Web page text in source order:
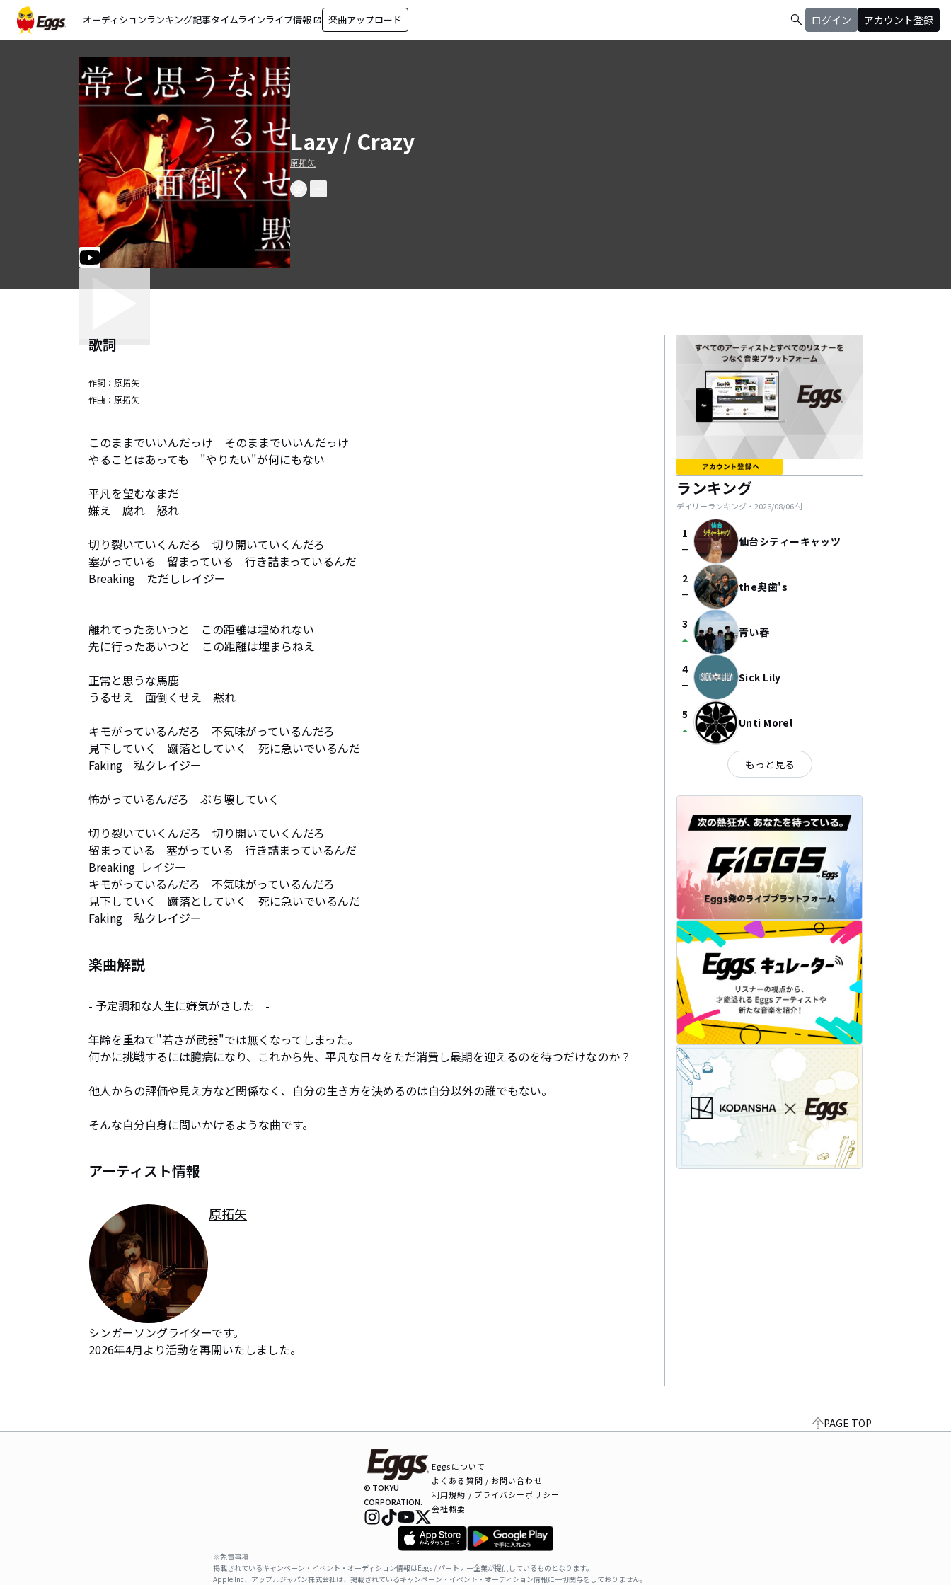
オーディションランキング記事タイムラインライブ情報 open_in_new 楽曲アップロード search ログイン アカウント登録
Lazy / Crazy
原拓矢
歌詞
作詞： 原拓矢
作曲： 原拓矢
このままでいいんだっけ　そのままでいいんだっけ
やることはあっても　"やりたい"が何にもない
平凡を望むなまだ
嫌え　腐れ　怒れ
切り裂いていくんだろ　切り開いていくんだろ
塞がっている　留まっている　行き詰まっているんだ
Breaking　ただしレイジー
離れてったあいつと　この距離は埋めれない
先に行ったあいつと　この距離は埋まらねえ
正常と思うな馬鹿
うるせえ　面倒くせえ　黙れ
キモがっているんだろ　不気味がっているんだろ
見下していく　蹴落としていく　死に急いでいるんだ
Faking　私クレイジー
怖がっているんだろ　ぶち壊していく
切り裂いていくんだろ　切り開いていくんだろ
留まっている　塞がっている　行き詰まっているんだ
Breaking  レイジー
キモがっているんだろ　不気味がっているんだろ
見下していく　蹴落としていく　死に急いでいるんだ
Faking　私クレイジー
楽曲解説
- 予定調和な人生に嫌気がさした　-
年齢を重ねて"若さが武器"では無くなってしまった。
何かに挑戦するには臆病になり、これから先、平凡な日々をただ消費し最期を迎えるのを待つだけなのか？
他人からの評価や見え方など関係なく、自分の生き方を決めるのは自分以外の誰でもない。
そんな自分自身に問いかけるような曲です。
アーティスト情報
原拓矢
シンガーソングライターです。
2026年4月より活動を再開いたしました。
ランキング
デイリーランキング・ 2026/08/06付
1
check_indeterminate_small 仙台シティーキャッツ
2
check_indeterminate_small the奥歯's
3
arrow_drop_up 青い春
4
check_indeterminate_small Sick Lily
5
arrow_drop_up Unti Morel
もっと見る
PAGE TOP
© TOKYU
CORPORATION.
Eggsについて
よくある質問 / お問い合わせ
利用規約 / プライバシーポリシー
会社概要
※免責事項
掲載されているキャンペーン・イベント・オーディション情報はEggs / パートナー企業が提供しているものとなります。
Apple Inc、アップルジャパン株式会社は、掲載されているキャンペーン・イベント・オーディション情報に一切関与をしておりません。